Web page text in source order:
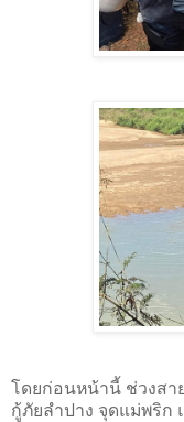
โดยก่อนหน้านี้ ช่วงสา
กู้ภัยลำปาง จุดแม่พริก